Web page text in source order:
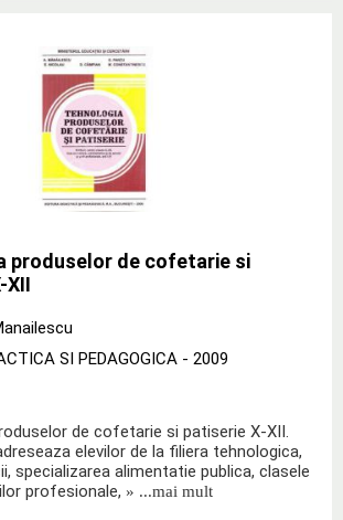
produselor de cofetarie si
XII
SI PEDAGOGICA - 2009
de cofetarie si patiserie X-XII.
elevilor de la filiera tehnologica,
specializarea alimentatie publica, clasele
profesionale, » ...mai mult